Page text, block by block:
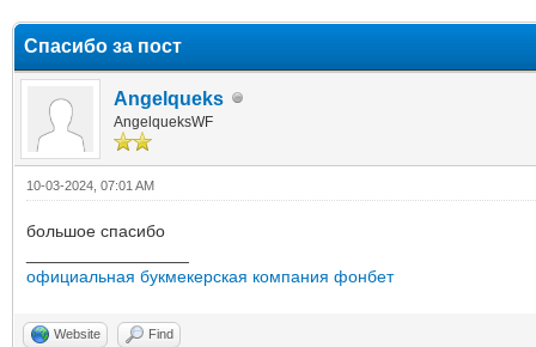
Спасибо за пост
Angelqueks
AngelqueksWF
10-03-2024, 07:01 AM
большое спасибо
официальная букмекерская компания фонбет
Website Find